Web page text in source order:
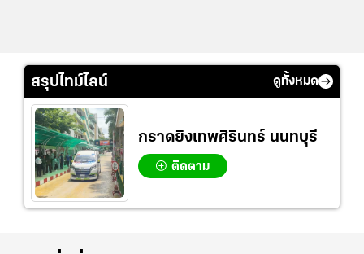
สรุปไทม์ไลน์ ดูทั้งหมด
กราดยิงเทพศิรินทร์ นนทบุรี
ติดตาม